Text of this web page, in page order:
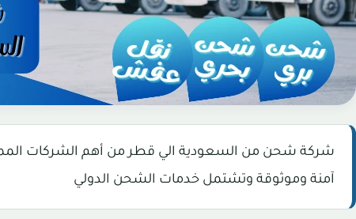
شركة شحن من السعودية الي قطر من أهم الشركات
آمنة وموثوقة وتشتمل خدمات الشحن الدولي